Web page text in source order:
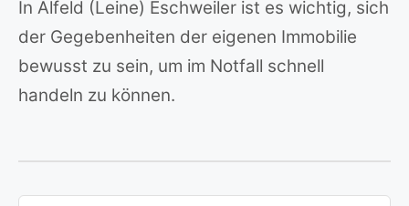
In Alfeld (Leine) Eschweiler ist es wichtig, sich
der Gegebenheiten der eigenen Immobilie
bewusst zu sein, um im Notfall schnell
handeln zu können.